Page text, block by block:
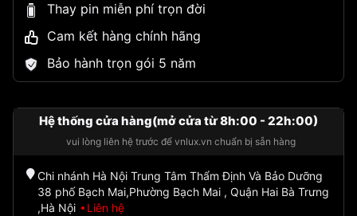
Thay pin miễn phí trọn đời
Cam kết hàng chính hãng
Bảo hành trọn gói 5 năm
Hệ thống cửa hàng(mở cửa từ 8h:00 - 22h:00)
vui lòng liên hệ trước để vnlux.vn chuẩn bị sẵn hàng
Chi nhánh Hà Nội Trung Tâm Thẩm Định Và Bảo Dưỡng
38 phố Bạch Mai,Phường Bạch Mai , Quận Hai Bà Trưng
,Hà Nội
Liên hệ